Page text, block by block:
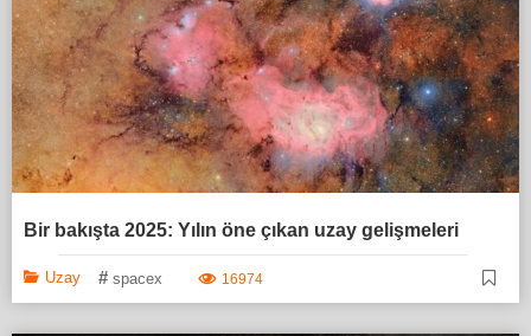
Bir bakışta 2025: Yılın öne çıkan uzay gelişmeleri
Uzay # spacex 16974